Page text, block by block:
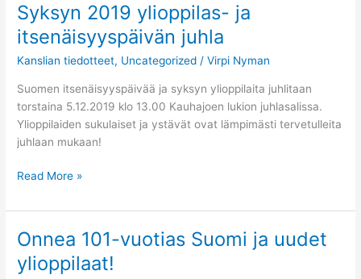
Syksyn 2019 ylioppilas- ja
itsenäisyyspäivän juhla
Kanslian tiedotteet, Uncategorized /Virpi Nyman
Suomen itsenäisyyspäivää ja syksyn ylioppilaita juhlitaan
torstaina 5.12.2019 klo 13.00 Kauhajoen lukion juhlasalissa.
Ylioppilaiden sukulaiset ja ystävät ovat lämpimästi tervetulleita
juhlaan mukaan!
Syksyn
2019
ylioppilas-
ja
Read More »
Onnea 101-vuotias Suomi ja uudet
ylioppilaat!
Onnea
101-
vuotias